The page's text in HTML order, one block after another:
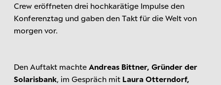
Crew eröffneten drei hochkarätige Impulse den
Konferenztag und gaben den Takt für die Welt von
morgen vor.
Den Auftakt machte Andreas Bittner, Gründer der
Solarisbank , im Gespräch mit Laura Otterndorf,